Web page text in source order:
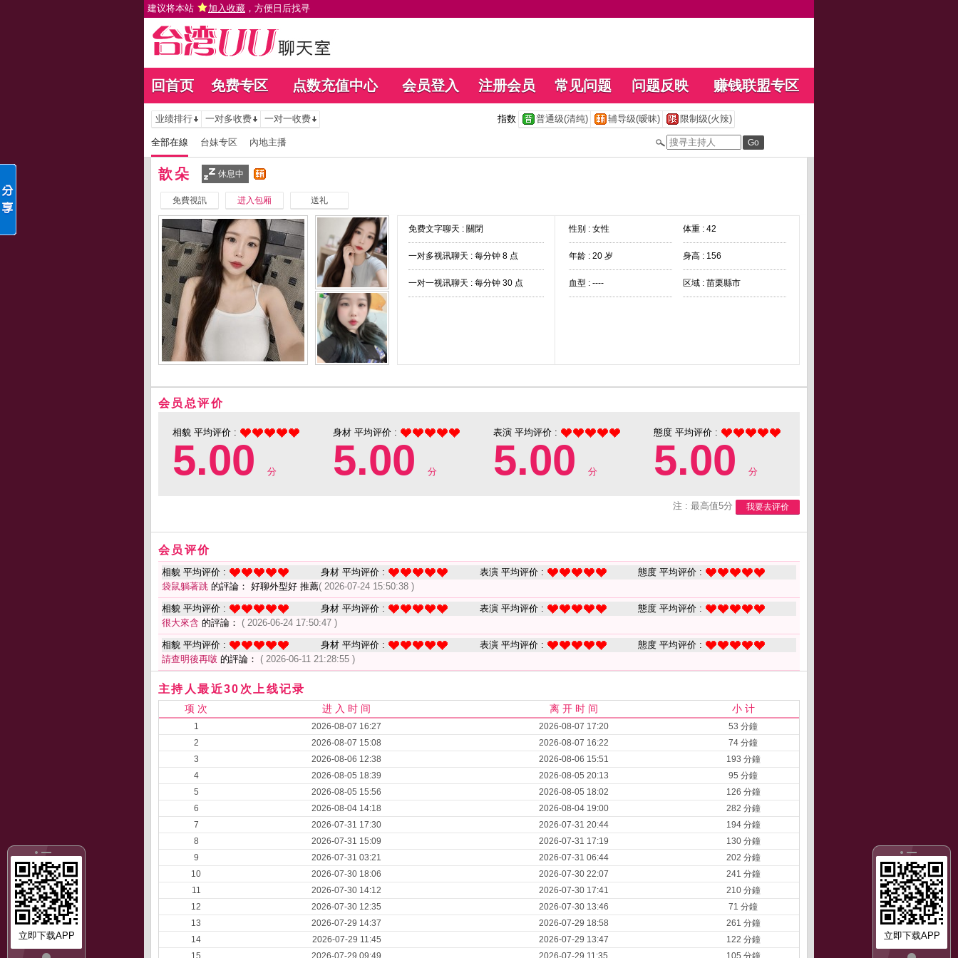
建议将本站 加入收藏 ，方便日后找寻
回首页 免费专区 点数充值中心 会员登入 注册会员 常见问题 问题反映 赚钱联盟专区
立即下载APP
立即下载APP
业绩排行 一对多收费 一对一收费 指数 普通级(清纯) 辅导级(暧昧) 限制级(火辣)
全部在線 台妹专区 內地主播
歆朵 休息中
免費視訊 进入包厢 送礼
免费文字聊天 : 關閉
一对多视讯聊天 : 每分钟 8 点
一对一视讯聊天 : 每分钟 30 点
性别 : 女性 体重 : 42
年龄 : 20 岁 身高 : 156
血型 : ---- 区域 : 苗栗縣市
会员总评价
相貌 平均评价 :
5.00 分
身材 平均评价 :
5.00 分
表演 平均评价 :
5.00 分
態度 平均评价 :
5.00 分
注 : 最高值5分 我要去评价
会员评价
相貌 平均评价 : 身材 平均评价 : 表演 平均评价 :
態度 平均评价 :
袋鼠躺著跳 的評論： 好聊外型好 推薦( 2026-07-24 15:50:38 )
相貌 平均评价 : 身材 平均评价 : 表演 平均评价 :
態度 平均评价 :
很大來含 的評論： ( 2026-06-24 17:50:47 )
相貌 平均评价 : 身材 平均评价 : 表演 平均评价 :
態度 平均评价 :
請查明後再啵 的評論： ( 2026-06-11 21:28:55 )
主持人最近30次上线记录
项 次 进 入 时 间 离 开 时 间 小 计
1 2026-08-07 16:27 2026-08-07 17:20
53 分鐘
2
2026-08-07 15:08 2026-08-07 16:22
74 分鐘
3
2026-08-06 12:38 2026-08-06 15:51
193 分鐘
4
2026-08-05 18:39 2026-08-05 20:13
95 分鐘
5
2026-08-05 15:56 2026-08-05 18:02
126 分鐘
6
2026-08-04 14:18 2026-08-04 19:00
282 分鐘
7
2026-07-31 17:30 2026-07-31 20:44
194 分鐘
8
2026-07-31 15:09 2026-07-31 17:19
130 分鐘
9
2026-07-31 03:21 2026-07-31 06:44
202 分鐘
10
2026-07-30 18:06 2026-07-30 22:07
241 分鐘
11
2026-07-30 14:12 2026-07-30 17:41
210 分鐘
12
2026-07-30 12:35 2026-07-30 13:46
71 分鐘
13
2026-07-29 14:37 2026-07-29 18:58
261 分鐘
14
2026-07-29 11:45 2026-07-29 13:47
122 分鐘
15
2026-07-29 09:49 2026-07-29 11:35 105 分鐘